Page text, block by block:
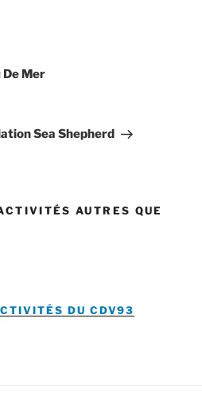
De Mer
Sea Shepherd
AUTRES QUE
DU CDV93